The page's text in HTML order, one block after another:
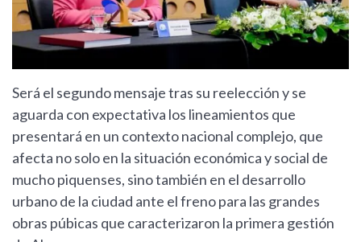
Será el segundo mensaje tras su reelección y se
aguarda con expectativa los lineamientos que
presentará en un contexto nacional complejo, que
afecta no solo en la situación económica y social de
mucho piquenses, sino también en el desarrollo
urbano de la ciudad ante el freno para las grandes
obras púbicas que caracterizaron la primera gestión